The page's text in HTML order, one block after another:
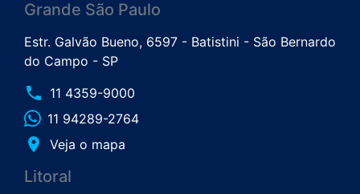
Grande São Paulo
Estr. Galvão Bueno, 6597 - Batistini - São Bernardo
do Campo - SP
phone 11 4359-9000
11 94289-2764
place Veja o mapa
Litoral